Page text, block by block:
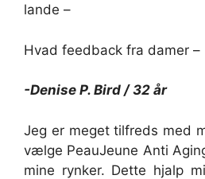
lande –
Hvad feedback fra damer –
-Denise P. Bird / 32 år
Jeg er meget tilfreds med
vælge PeauJeune Anti
mine rynker. Dette hjalp